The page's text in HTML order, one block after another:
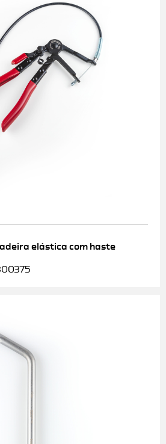
elástica com haste